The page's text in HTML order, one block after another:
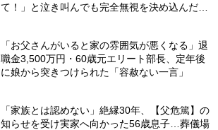
て！」と泣き叫んでも完全無視を決め込んだ理
「お父さんがいると家の雰囲気が悪くなる」退
職金3,500万円・60歳元エリート部長、定年後
に娘から突きつけられた「容赦ない一言」
「家族とは認めない」絶縁30年、【父危篤】の
知らせを受け実家へ向かった56歳息子…葬儀場